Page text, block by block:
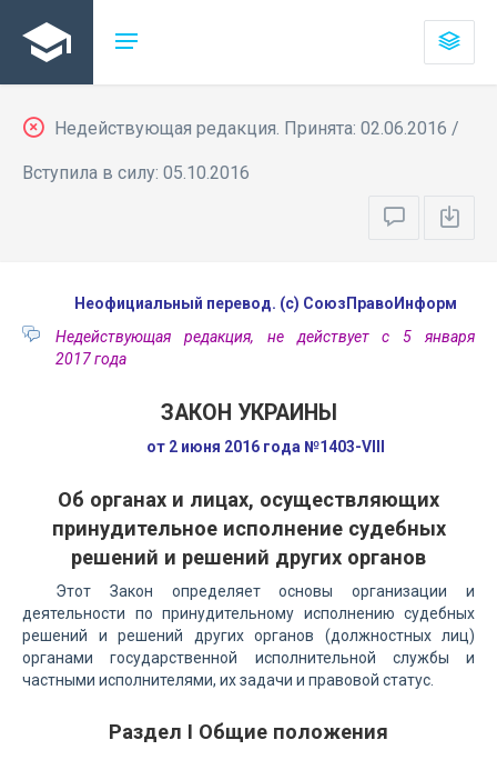
Недействующая редакция. Принята: 02.06.2016 /
Вступила в силу: 05.10.2016
Неофициальный перевод. (с) СоюзПравоИнформ
Недействующая редакция, не действует с 5 января
2017 года
ЗАКОН УКРАИНЫ
от 2 июня 2016 года №1403-VIII
Об органах и лицах, осуществляющих
принудительное исполнение судебных
решений и решений других органов
Этот Закон определяет основы организации и
деятельности по принудительному исполнению судебных
решений и решений других органов (должностных лиц)
органами государственной исполнительной службы и
частными исполнителями, их задачи и правовой статус.
Раздел I Общие положения